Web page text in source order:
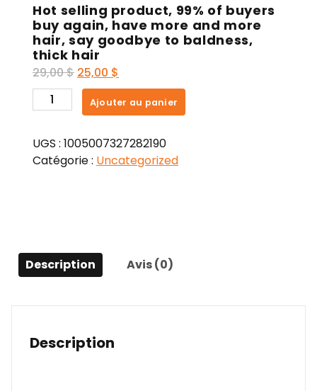
Hot selling product, 99% of buyers
buy again, have more and more
hair, say goodbye to baldness,
thick hair
29,00$ Le
prix
initial
29,00 $.
25,00 $
prix
actuel
25,00 $.
quantité
de
selling
product,
again,
have
hair,
say
Ajouter au panier
UGS : 1005007327282190
Catégorie : Uncategorized
Description Avis (0)
Description